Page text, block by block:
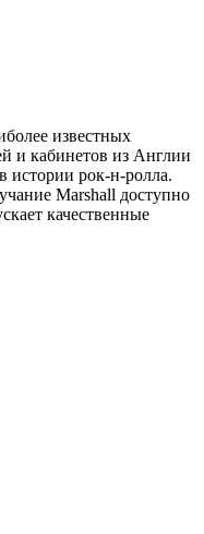
известных
и кабинетов из Англии
истории рок-н-ролла.
Marshall доступно
качественные